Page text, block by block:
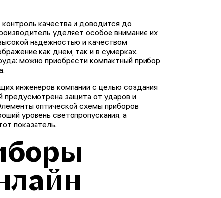
качества и доводится до
уделяет особое внимание их
надежностью и качеством
как днем, так и в сумерках.
можно приобрести компактный прибор
инженеров компании с целью создания
предусмотрена защита от ударов и
оптической схемы приборов
уровень светопропускания, а
показатель.